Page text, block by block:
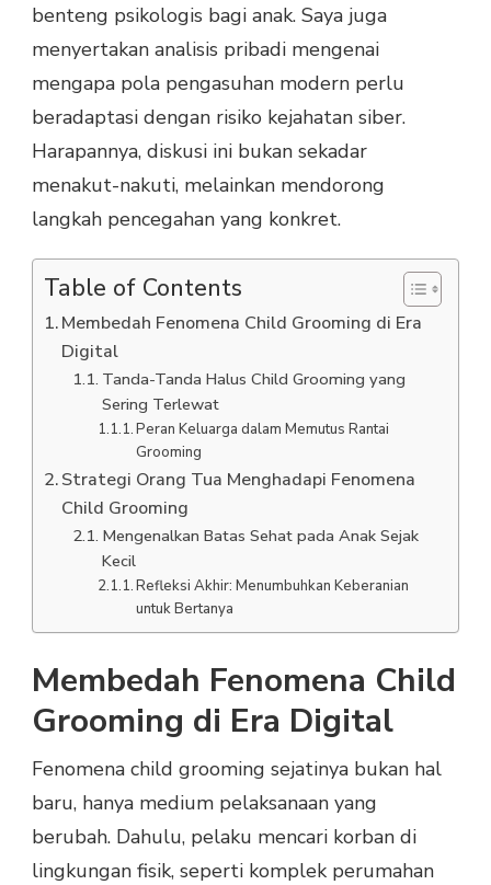
benteng psikologis bagi anak. Saya juga
menyertakan analisis pribadi mengenai
mengapa pola pengasuhan modern perlu
beradaptasi dengan risiko kejahatan siber.
Harapannya, diskusi ini bukan sekadar
menakut-nakuti, melainkan mendorong
langkah pencegahan yang konkret.
Table of Contents
Membedah Fenomena Child Grooming di Era
Digital
Tanda-Tanda Halus Child Grooming yang
Sering Terlewat
Peran Keluarga dalam Memutus Rantai
Grooming
Strategi Orang Tua Menghadapi Fenomena
Child Grooming
Mengenalkan Batas Sehat pada Anak Sejak
Kecil
Refleksi Akhir: Menumbuhkan Keberanian
untuk Bertanya
Membedah Fenomena Child
Grooming di Era Digital
Fenomena child grooming sejatinya bukan hal
baru, hanya medium pelaksanaan yang
berubah. Dahulu, pelaku mencari korban di
lingkungan fisik, seperti komplek perumahan